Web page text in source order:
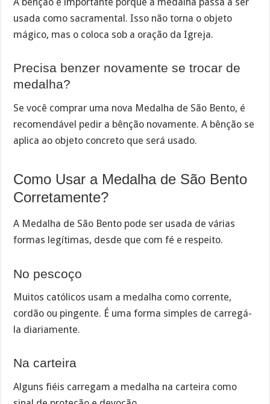
usada como sacramental. Isso não torna o objeto
mágico, mas o coloca sob a oração da Igreja.
Precisa benzer novamente se trocar de
medalha?
Se você comprar uma nova Medalha de São Bento, é
recomendável pedir a bênção novamente. A bênção se
aplica ao objeto concreto que será usado.
Como Usar a Medalha de São Bento
Corretamente?
A Medalha de São Bento pode ser usada de várias
formas legítimas, desde que com fé e respeito.
No pescoço
Muitos católicos usam a medalha como corrente,
cordão ou pingente. É uma forma simples de carregá-
la diariamente.
Na carteira
Alguns fiéis carregam a medalha na carteira como